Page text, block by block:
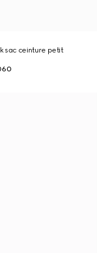
sac ceinture petit